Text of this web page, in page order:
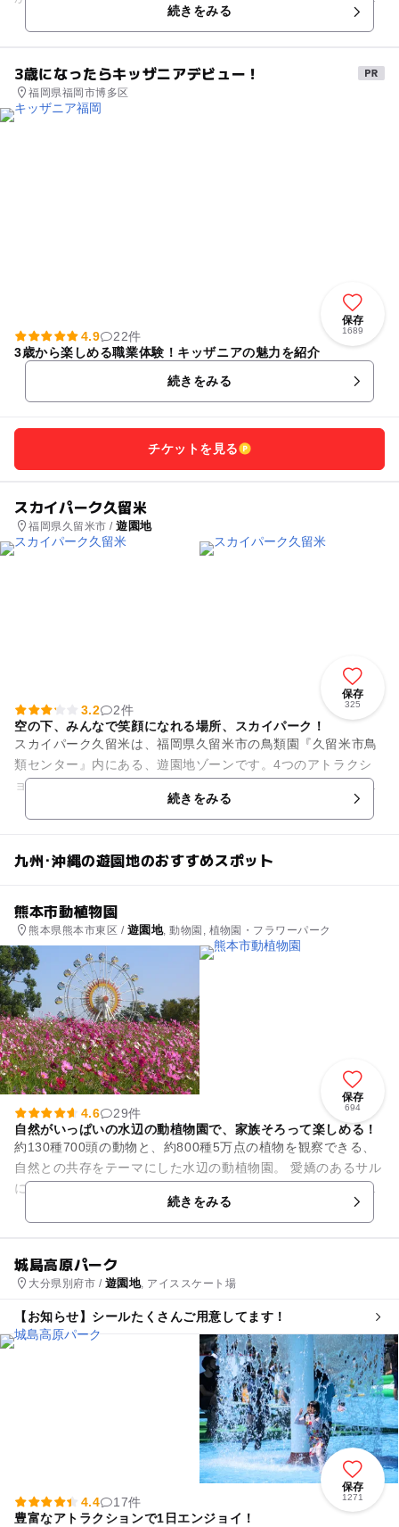
続きをみる
3歳になったらキッザニアデビュー！
福岡県福岡市博多区
保存
1689
4.9
22件
3歳から楽しめる職業体験！キッザニアの魅力を紹介
続きをみる
チケットを見る
スカイパーク久留米
福岡県久留米市 /遊園地
保存
325
3.2
2件
空の下、みんなで笑顔になれる場所、スカイパーク！
スカイパーク久留米は、福岡県久留米市の鳥類園『久留米市鳥
類センター』内にある、遊園地ゾーンです。4つのアトラクシ
ョンのほか、トランポリンやボールプール、小型乗り物がたく
さん！ 鳥類園ではめずらし...続きをみる
九州･沖縄の遊園地のおすすめスポット
熊本市動植物園
熊本県熊本市東区 / 遊園地, 動物園, 植物園・フラワーパーク
保存
694
4.6
29件
自然がいっぱいの水辺の動植物園で、家族そろって楽しめる！
約130種700頭の動物と、約800種5万点の植物を観察できる、
自然との共存をテーマにした水辺の動植物園。 愛嬌のあるサル
に入園を迎えられた後は、キリン、ゾウ、トラ、それに孫悟空
続きをみる
城島高原パーク
大分県別府市 / 遊園地, アイススケート場
【お知らせ】シールたくさんご用意してます！
保存
1271
4.4
17件
豊富なアトラクションで1日エンジョイ！